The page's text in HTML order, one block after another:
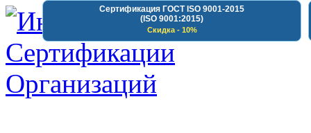
Сертификация ГОСТ ISO 9001-2015
(ISO 9001:2015)
Скидка - 10%